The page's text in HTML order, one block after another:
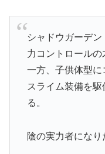
シャドウガーデ
力コントロールの
一方、子供体型に
スライム装備を
る。
陰の実力者にな